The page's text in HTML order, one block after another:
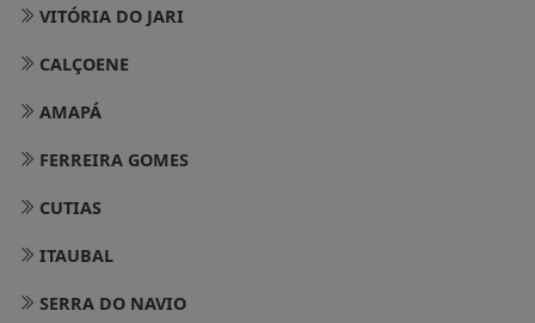
VITÓRIA DO JARI
CALÇOENE
AMAPÁ
FERREIRA GOMES
CUTIAS
ITAUBAL
SERRA DO NAVIO